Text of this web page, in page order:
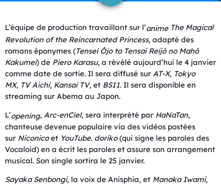
L’équipe de production travaillant sur l’anime The Magical
Revolution of the Reincarnated Princess, adapté des
romans éponymes (Tensei Ôjo to Tensai Reijô no Mahô
Kakumei) de Piero Karasu, a révélé aujourd’hui le 4 janvier
comme date de sortie. Il sera diffusé sur AT-X, Tokyo
MX, TV Aichi, Kansai TV, et BS11. Il sera disponible en
streaming sur Abema au Japon.
L’opening, Arc-enCiel, sera interprété par HaNaTan,
chanteuse devenue populaire via des vidéos postées
sur Niconicoet YouTube. doriko(qui signe les paroles des
Vocaloid) en a écrit les paroles et assure son arrangement
musical. Son single sortira le 25 janvier.
Sayaka Senbongi, la voix de Anisphia, et Manaka Iwami,